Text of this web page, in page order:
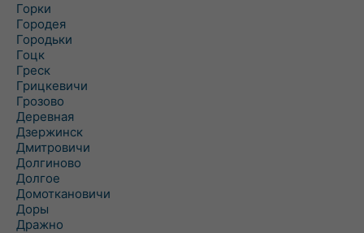
Горки
Городея
Городьки
Гоцк
Греск
Грицкевичи
Грозово
Деревная
Дзержинск
Дмитровичи
Долгиново
Долгое
Домоткановичи
Доры
Дражно